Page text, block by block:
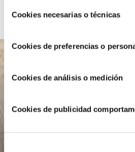
COOKIES.
deCookies necesarias o técnicas
Cookies de preferencias o
Cookies de análisis o medición
Cookies de publicidad